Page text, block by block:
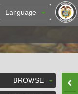
Language
BROWSE